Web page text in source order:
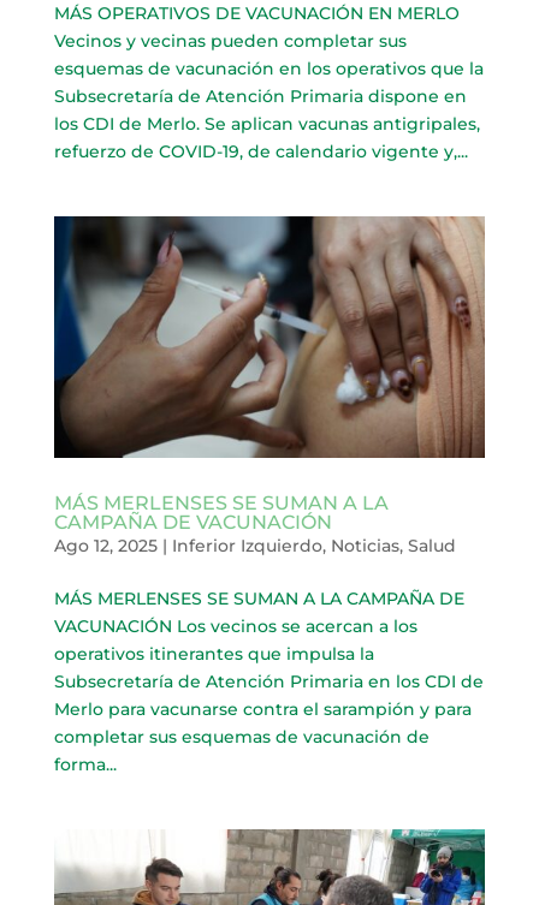
MÁS OPERATIVOS DE VACUNACIÓN EN MERLO
Vecinos y vecinas pueden completar sus
esquemas de vacunación en los operativos que la
Subsecretaría de Atención Primaria dispone en
los CDI de Merlo. Se aplican vacunas antigripales,
refuerzo de COVID-19, de calendario vigente y,...
MÁS MERLENSES SE SUMAN A LA
CAMPAÑA DE VACUNACIÓN
Ago 12, 2025| Inferior Izquierdo, Noticias, Salud
MÁS MERLENSES SE SUMAN A LA CAMPAÑA DE
VACUNACIÓN Los vecinos se acercan a los
operativos itinerantes que impulsa la
Subsecretaría de Atención Primaria en los CDI de
Merlo para vacunarse contra el sarampión y para
completar sus esquemas de vacunación de
forma...